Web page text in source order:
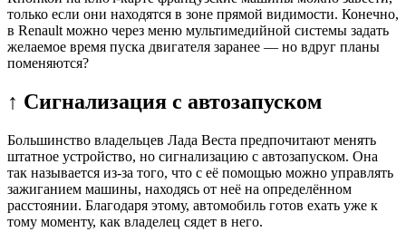
только если они находятся в зоне прямой видимости. Конечно,
в Renault можно через меню мультимедийной системы задать
жела­емое время пуска двигателя заранее — но вдруг планы
поменяются?
↑ Сигнализация с автозапуском
Большинство владельцев Лада Веста предпочитают менять
штатное устройство, но сигнализацию с автозапуском. Она
так называется из-за того, что с её помощью можно управлять
зажиганием машины, находясь от неё на определённом
расстоянии. Благодаря этому, автомобиль готов ехать уже к
тому моменту, как владелец сядет в него.